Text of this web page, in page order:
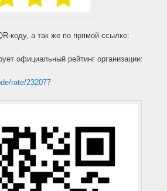
коду, а так же по прямой ссылке:
официальный рейтинг организации:
rate/232077